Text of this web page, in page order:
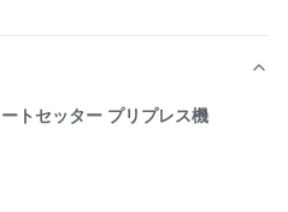
トセッター プリプレス機